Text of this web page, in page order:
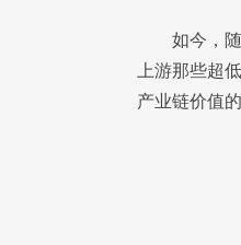
如今，
上游那些超
产业链价值